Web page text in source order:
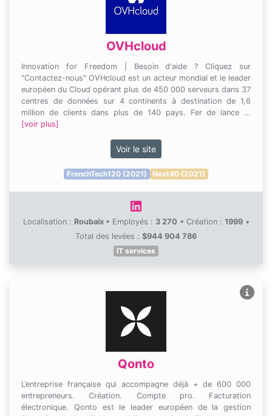
OVHcloud
Innovation for Freedom | Besoin d'aide ? Cliquez sur
"Contactez-nous" OVHcloud est un acteur mondial et le leader
européen du Cloud opérant plus de 450 000 serveurs dans 37
centres de données sur 4 continents à destination de 1,6
million de clients dans plus de 140 pays. Fer de lance …
[voir plus]
Voir le site
FrenchTech120 (2021) Next40 (2021)
Localisation : Roubaix • Employés : 3 270 • Création : 1999 •
Total des levées : $944 904 786
IT services
Qonto
L’entreprise française qui accompagne déjà + de 600 000
entrepreneurs. Création. Compte pro. Facturation
électronique. Qonto est le leader européen de la gestion